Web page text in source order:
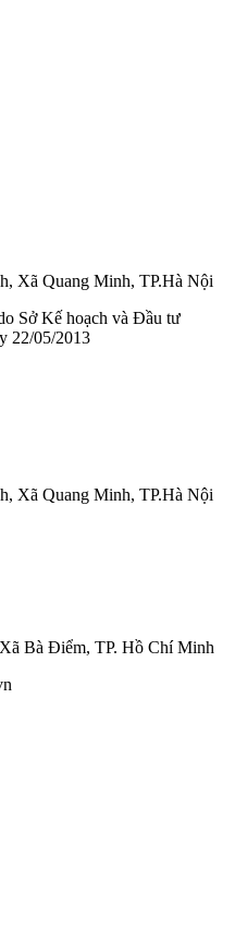
Xã Quang Minh, TP.Hà Nội
Sở Kế hoạch và Đầu tư
22/05/2013
Xã Quang Minh, TP.Hà Nội
Bà Điểm, TP. Hồ Chí Minh